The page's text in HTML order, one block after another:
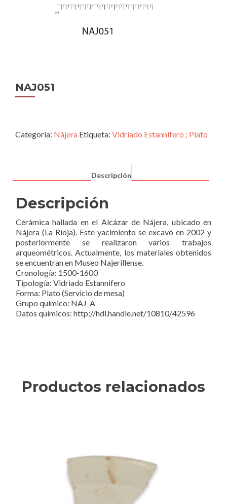
NAJ051
Categoría: Nájera Etiqueta: Vidriado Estannifero ; Plato
Descripción
Descripción
Cerámica hallada en el Alcázar de Nájera, ubicado en
Nájera (La Rioja). Este yacimiento se excavó en 2002 y
posteriormente se realizaron varios trabajos
arqueométricos. Actualmente, los materiales obtenidos
se encuentran en Museo Najerillense.
Cronología: 1500-1600
Tipología: Vidriado Estannifero
Forma: Plato (Servicio de mesa)
Grupo químico: NAJ_A
Datos químicos: http://hdl.handle.net/10810/42596
Productos relacionados